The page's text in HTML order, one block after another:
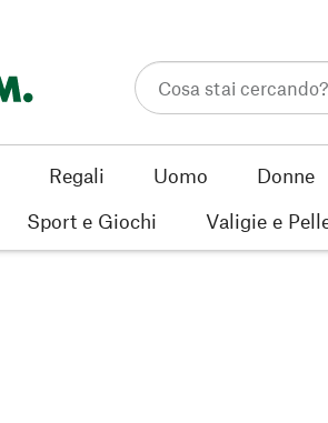
Regali Uomo Donne
Sport e Giochi
Valigie e